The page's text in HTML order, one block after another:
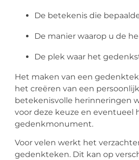
De betekenis die
De manier waarop u de
De plek waar het
Het maken van een
het creëren van een
betekenisvolle herinneringen
voor deze keuze en eventueel
gedenkmonument.
Voor velen werkt het
gedenkteken. Dit kan op